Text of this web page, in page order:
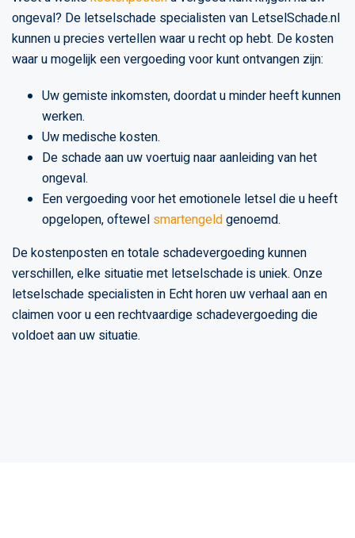
ongeval? De letselschade specialisten van LetselSchade.nl
kunnen u precies vertellen waar u recht op hebt. De kosten
waar u mogelijk een vergoeding voor kunt ontvangen zijn:
Uw gemiste inkomsten, doordat u minder heeft kunnen
werken.
Uw medische kosten.
De schade aan uw voertuig naar aanleiding van het
ongeval.
Een vergoeding voor het emotionele letsel die u heeft
opgelopen, oftewel smartengeldgenoemd.
De kostenposten en totale schadevergoeding kunnen
verschillen, elke situatie met letselschade is uniek. Onze
letselschade specialisten in Echt horen uw verhaal aan en
claimen voor u een rechtvaardige schadevergoeding die
voldoet aan uw situatie.